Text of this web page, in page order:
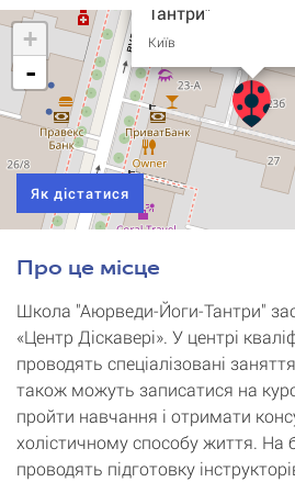
Тантри"
Київ
+
-
Як дістатися
Про це місце
Школа "Аюрведи-Йоги-Тантри"
«Центр Діскавері». У центрі
проводять спеціалізовані
також можуть записатися на
пройти навчання і отримати
холістичному способу життя. На
проводять підготовку